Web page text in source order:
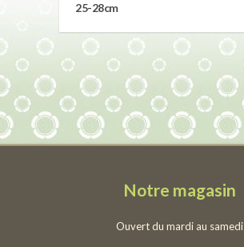
25-28cm
Notre magasin
Ouvert du mardi au samedi